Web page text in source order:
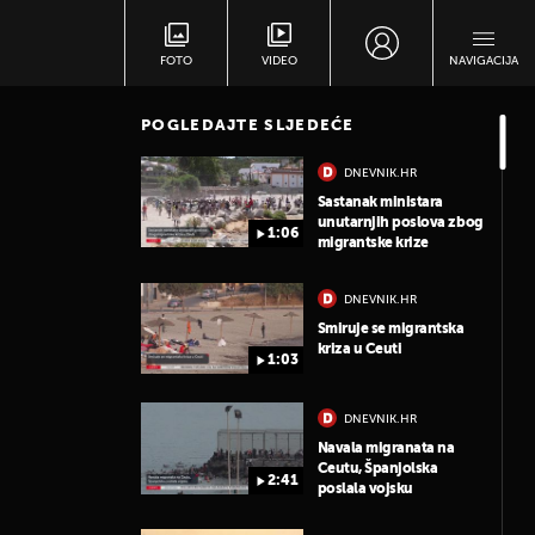
FOTO VIDEO NAVIGACIJA
POGLEDAJTE SLJEDEĆE
1:06
DNEVNIK.HR
Sastanak ministara
unutarnjih poslova zbog
migrantske krize
1:03
DNEVNIK.HR
Smiruje se migrantska
kriza u Ceuti
2:41
DNEVNIK.HR
Navala migranata na
Ceutu, Španjolska
poslala vojsku